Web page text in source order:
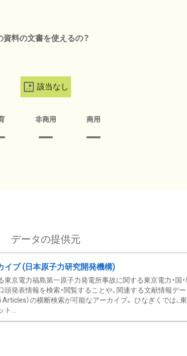
資料の文書を使えるの？
該当なし
非商用 商用
データの提供元
イブ (日本原子力研究開発機構)
京電力福島第一原子力発電所事故に関する東京電力・国・
発表情報を検索・閲覧することや、関連する文献情報デー
Articles）の横断検索が可能なアーカイブ。 ひなぎくでは、
...